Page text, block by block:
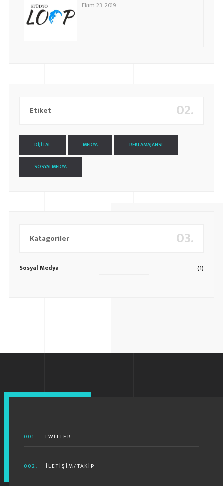
Ekim 23, 2019
02.
Etiket
DIJITAL MEDYA REKLAMAJANSI
SOSYALMEDYA
03.
Katagoriler
Sosyal Medya (1)
001. TWITTER
002. İLETIŞIM/TAKIP